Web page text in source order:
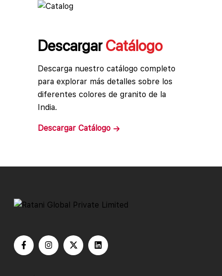
DescargarCatálogo
Descarga nuestro catálogo completo
para explorar más detalles sobre los
diferentes colores de granito de la
India.
Descargar Catálogo